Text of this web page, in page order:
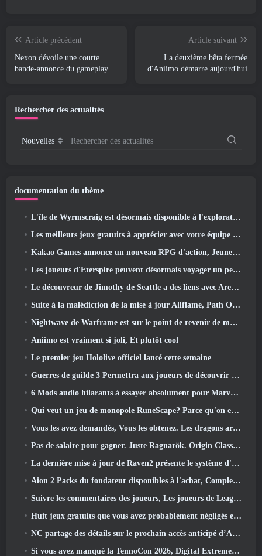
Article précédent
Nexon dévoile une courte
bande-annonce du gameplay
Article suivant
La deuxième bêta fermée
d'Aniimo démarre aujourd'hui
Rechercher des actualités
Nouvelles Rechercher des actualités
documentation du thème
L'île de Wyrmscraig est désormais disponible à l'exploration dans Old School RuneScape
Les meilleurs jeux gratuits à apprécier avec votre équipe (2026)
Kakao Games annonce un nouveau RPG d'action, Jeune gardienne
Les joueurs d'Eterspire peuvent désormais voyager un peu dans le temps… en guise de régal
Le découvreur de Jimothy de Seattle a des liens avec ArenaNet, Alors bien sûr, ils l’ajoutent à Guild Wars 2
Suite à la malédiction de la mise à jour Allflame, Path Of Exile annonce plusieurs changements basés sur les commentaires
Nightwave de Warframe est sur le point de revenir de manière choquante
Aniimo est vraiment si joli, Et plutôt cool
Le premier jeu Hololive officiel lancé cette semaine
Guerres de guilde 3 Permettra aux joueurs de découvrir le monde de la Tyrie avant le réveil des dragons anciens
6 Mods audio hilarants à essayer absolument pour Marvel Rivals
Qui veut un jeu de monopole RuneScape? Parce qu'on est en route
Vous les avez demandés, Vous les obtenez. Les dragons arrivent sur Albion Online
Pas de salaire pour gagner. Juste Ragnarök. Origin Classic est lancé en juillet 23
La dernière mise à jour de Raven2 présente le système d'éveil des compétences, Donner aux joueurs plus de moyens d'améliorer leurs compétences
Aion 2 Packs du fondateur disponibles à l'achat, Complet avec cinq jours d'accès anticipé
Suivre les commentaires des joueurs, Les joueurs de League Of Legends Classic n’auront pas à payer pour les skins classiques
Huit jeux gratuits que vous avez probablement négligés et qui font partie du Train Fest de Steam
NC partage des détails sur le prochain accès anticipé d’Aion 2
Si vous avez manqué la TennoCon 2026, Digital Extremes partage tous les panneaux